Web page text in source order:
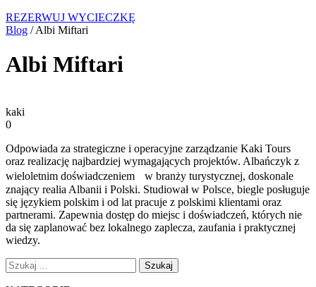
REZERWUJ WYCIECZKĘ
Blog /Albi Miftari
Albi Miftari
kaki
0
Odpowiada za strategiczne i operacyjne zarządzanie Kaki Tours
oraz realizację najbardziej wymagających projektów. Albańczyk z
wieloletnim doświadczeniem w branży turystycznej, doskonale
znający realia Albanii i Polski. Studiował w Polsce, biegle posługuje
się językiem polskim i od lat pracuje z polskimi klientami oraz
partnerami. Zapewnia dostęp do miejsc i doświadczeń, których nie
da się zaplanować bez lokalnego zaplecza, zaufania i praktycznej
wiedzy.
Szukaj